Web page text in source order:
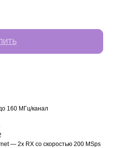
160 МГц/канал
— 2x RX со скоростью 200 MSps